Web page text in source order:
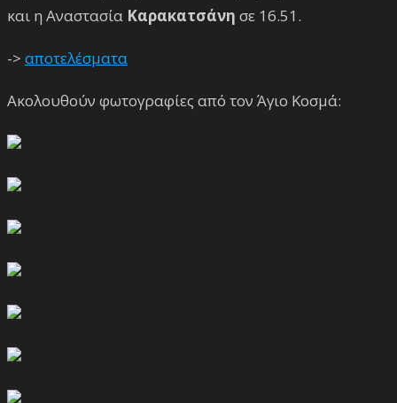
και η Αναστασία Καρακατσάνη σε 16.51.
-> αποτελέσματα
Ακολουθούν φωτογραφίες από τον Άγιο Κοσμά: